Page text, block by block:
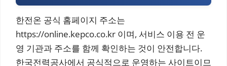
한전온 공식 홈페이지 주소는
https://online.kepco.co.kr 이며, 서비스 이용 전 운
영 기관과 주소를 함께 확인하는 것이 안전합니다.
한국전력공사에서 공식적으로 운영하는 사이트이므